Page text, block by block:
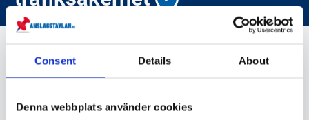
Consent Details About
Denna webbplats använder cookies